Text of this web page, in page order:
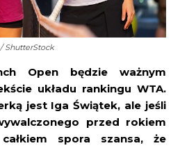
ShutterStock
Open będzie ważnym
układu rankingu WTA.
jest Iga Świątek, ale jeśli
przed rokiem
spora szansa, że